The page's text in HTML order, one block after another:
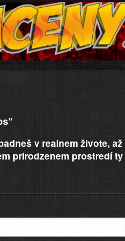
v realnem živote, až
prirodzenem prostredí ty